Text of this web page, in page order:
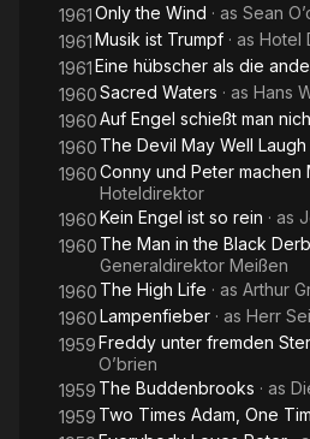
1961Only the Wind · as Sean
1961Musik ist Trumpf · as Hotel
1961Eine hübscher als die
1960Sacred Waters · as Hans
1960Auf Engel schießt man
1960 The Devil May Well Laugh
1960Conny und Peter machen
Hoteldirektor
1960Kein Engel ist so rein · as
1960 The Man in the Black
Generaldirektor Meißen
1960 The High Life · as Arthur
1960Lampenfieber · as Herr
1959Freddy unter fremden
O’brien
1959 The Buddenbrooks · as
1959 Two Times Adam, One